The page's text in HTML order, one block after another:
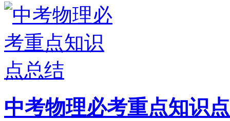
中考物理必考重点知识